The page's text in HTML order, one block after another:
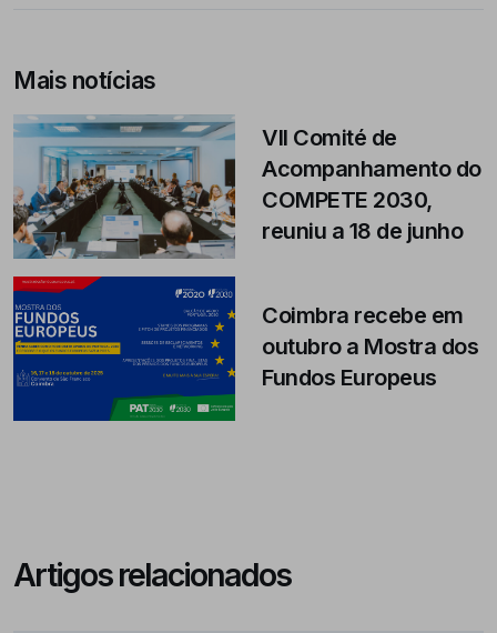
Mais notícias
VII Comité de
Acompanhamento do
COMPETE 2030,
reuniu a 18 de junho
Coimbra recebe em
outubro a Mostra dos
Fundos Europeus
Artigos relacionados